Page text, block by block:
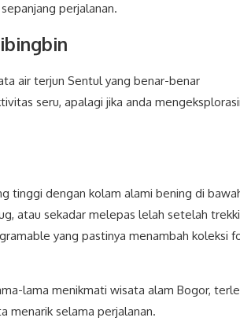
perjalanan.
air terjun Sentul yang benar-benar
seru, apalagi jika anda
tinggi dengan kolam alami bening di
atau sekadar melepas lelah setelah
yang pastinya menambah koleksi
lama menikmati wisata alam Bogor,
menarik selama perjalanan.